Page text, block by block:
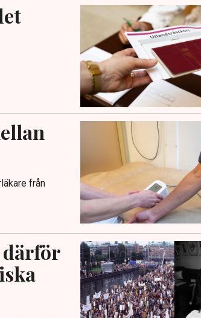
från
därför